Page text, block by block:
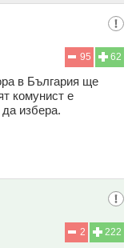
62
95
в България ще
комунист е
избера.
222
2